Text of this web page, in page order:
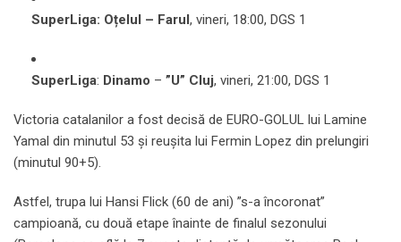
SuperLiga: Oțelul – Farul, vineri, 18:00, DGS 1
SuperLiga: Dinamo – ”U” Cluj, vineri, 21:00, DGS 1
Victoria catalanilor a fost decisă de EURO-GOLUL lui Lamine
Yamal din minutul 53 și reușita lui Fermin Lopez din prelungiri
(minutul 90+5).
Astfel, trupa lui Hansi Flick (60 de ani) ”s-a încoronat”
campioană, cu două etape înainte de finalul sezonului